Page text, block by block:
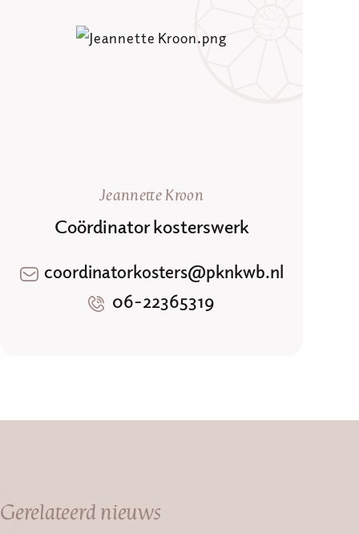
Jeannette Kroon
Coördinator kosterswerk
coordinatorkosters@pknkwb.nl
06-22365319
Gerelateerd nieuws